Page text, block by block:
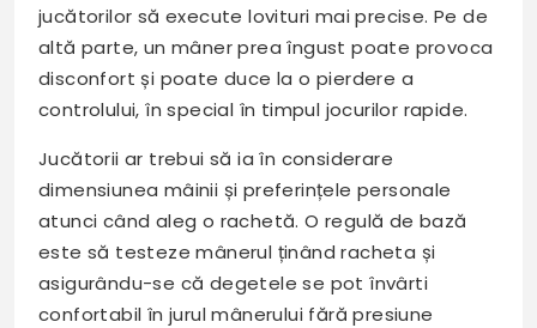
jucătorilor să execute lovituri mai precise. Pe de
altă parte, un mâner prea îngust poate provoca
disconfort și poate duce la o pierdere a
controlului, în special în timpul jocurilor rapide.
Jucătorii ar trebui să ia în considerare
dimensiunea mâinii și preferințele personale
atunci când aleg o rachetă. O regulă de bază
este să testeze mânerul ținând racheta și
asigurându-se că degetele se pot învârti
confortabil în jurul mânerului fără presiune